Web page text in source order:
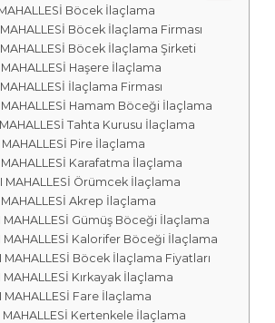
Böcek İlaçlama
Böcek İlaçlama Firması
Böcek İlaçlama Şirketi
Haşere İlaçlama
İlaçlama Firması
MAHALLESİ Hamam Böceği İlaçlama
Tahta Kurusu İlaçlama
Pire İlaçlama
Karafatma İlaçlama
MAHALLESİ Örümcek İlaçlama
Akrep İlaçlama
MAHALLESİ Gümüş Böceği İlaçlama
MAHALLESİ Kalorifer Böceği İlaçlama
MAHALLESİ Böcek İlaçlama Fiyatları
Kırkayak İlaçlama
MAHALLESİ Fare İlaçlama
MAHALLESİ Kertenkele İlaçlama